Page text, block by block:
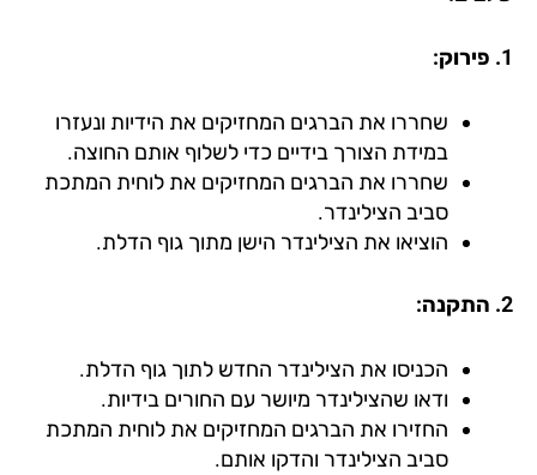
שחררו את הברגים המחזיקים את הידיות ונעזרו
במידת הצורך בידיים כדי לשלוף אותם החוצה.
שחררו את הברגים המחזיקים את לוחית המתכת
סביב הצילינדר.
הוציאו את הצילינדר הישן מתוך גוף הדלת.
הכניסו את הצילינדר החדש לתוך גוף הדלת.
ודאו שהצילינדר מיושר עם החורים בידיות.
החזירו את הברגים המחזיקים את לוחית המתכת
סביב הצילינדר והדקו אותם.